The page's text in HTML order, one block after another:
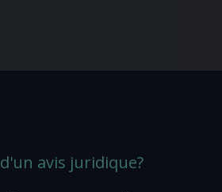
avis juridique?